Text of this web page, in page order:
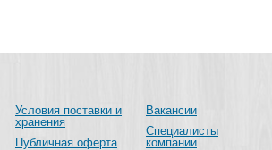
Условия поставки и
хранения
Публичная оферта
Вакансии
Специалисты
компании